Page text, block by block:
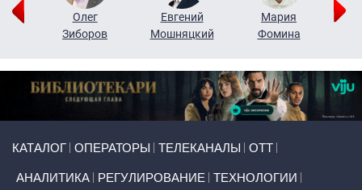
Олег
Зиборов
Евгений
Мошняцкий
Мария
Фомина
КАТАЛОГ ОПЕРАТОРЫ ТЕЛЕКАНАЛЫ ОТТ
АНАЛИТИКА РЕГУЛИРОВАНИЕ ТЕХНОЛОГИИ